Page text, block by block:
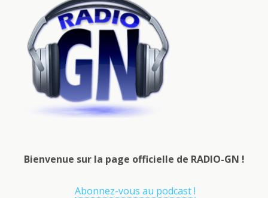
Bienvenue sur la page officielle de RADIO-GN !
Abonnez-vous au podcast !